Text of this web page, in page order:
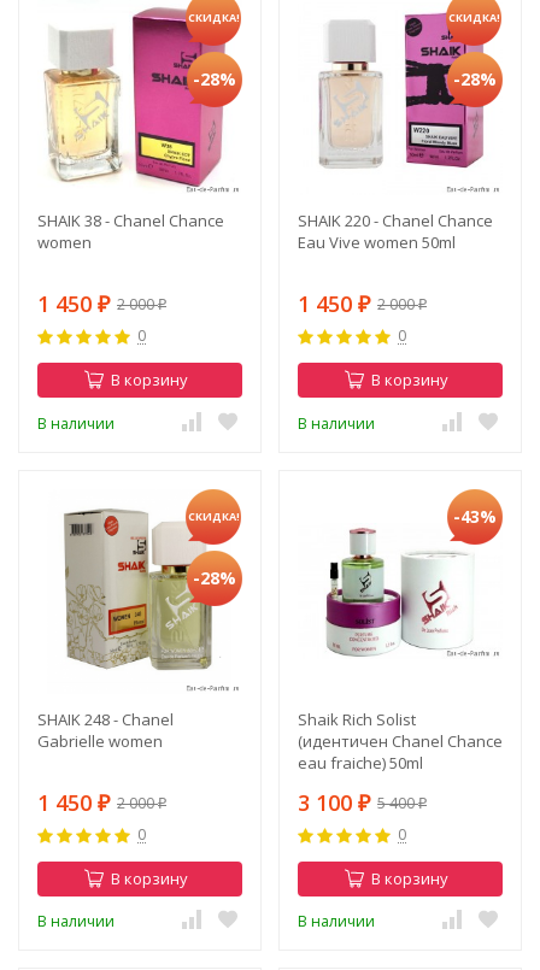
СКИДКА!
-28%
SHAIK 38 - Chanel Chance
women
1 450 ₽ 2 000₽
0
В корзину
В наличии
СКИДКА!
-28%
SHAIK 220 - Chanel Chance
Eau Vive women 50ml
1 450 ₽ 2 000₽
0
В корзину
В наличии
СКИДКА!
-28%
SHAIK 248 - Chanel
Gabrielle women
1 450 ₽ 2 000₽
0
В корзину
В наличии
-43%
Shaik Rich Solist
(идентичен Chanel Chance
eau fraiche) 50ml
3 100 ₽ 5 400₽
0
В корзину
В наличии